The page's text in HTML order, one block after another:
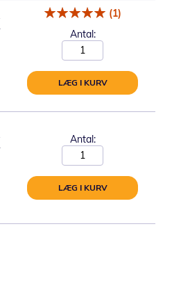
(1)
Antal:
LÆG I KURV
Antal:
LÆG I KURV